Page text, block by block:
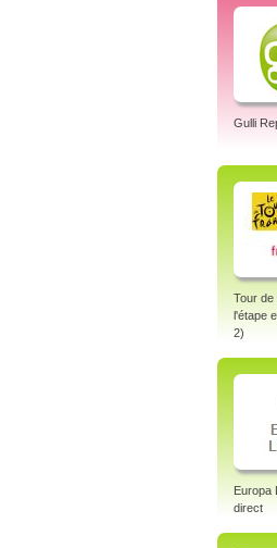
Gulli
Tour de
l'étape
2)
Europa
direct